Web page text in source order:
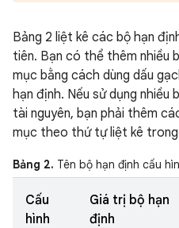
Bảng 2 liệt kê các bộ hạn
tiên. Bạn có thể thêm nhiều
mục bằng cách dùng dấu
hạn định. Nếu sử dụng
tài nguyên, bạn phải thêm
mục theo thứ tự liệt kê trong
Bảng 2. Tên bộ hạn định cấu
Cấu
hình
Giá trị bộ hạn
định